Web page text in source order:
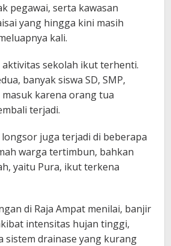
pegawai, serta kawasan
yang hingga kini masih
kali.
sekolah ikut terhenti.
banyak siswa SD, SMP,
karena orang tua
terjadi.
juga terjadi di beberapa
warga tertimbun, bahkan
yaitu Pura, ikut terkena
di Raja Ampat menilai, banjir
intensitas hujan tinggi,
sistem drainase yang kurang